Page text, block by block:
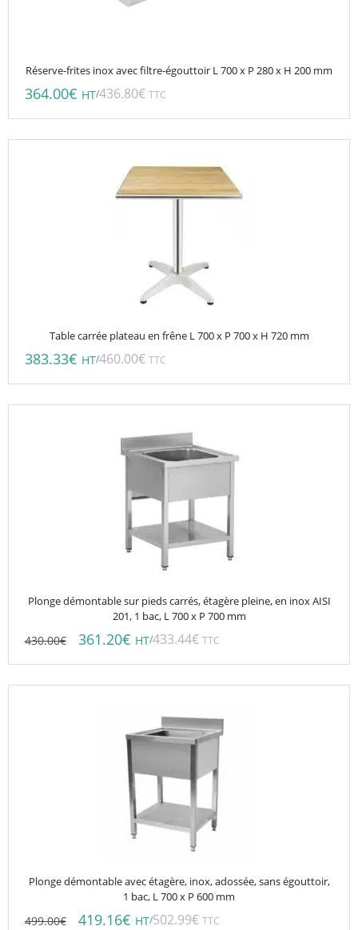
Réserve-frites inox avec filtre-égouttoir L 700 x P 280 x H 200 mm
364.00€ HT/436.80€ TTC
Table carrée plateau en frêne L 700 x P 700 x H 720 mm
383.33€ HT/460.00€ TTC
Plonge démontable sur pieds carrés, étagère pleine, en inox AISI
201, 1 bac, L 700 x P 700 mm
430.00€ 361.20€ HT/433.44€ TTC
Plonge démontable avec étagère, inox, adossée, sans égouttoir,
1 bac, L 700 x P 600 mm
499.00€ 419.16€ HT/502.99€ TTC